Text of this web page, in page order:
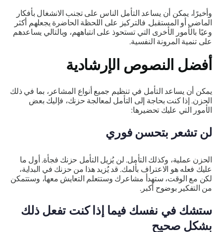
وأخيرًا، يمكن أن يساعد التأمل الناس على تجنب الانشغال بأفكار
الماضي أو المستقبل. فالتركيز على اللحظة الحاضرة يجعلهم أكثر
وعيًا بالأمور الأخرى التي تستحوذ على انتباههم، وبالتالي يساعدهم
على تنمية المرونة النفسية.
أفضل النصوص الإرشادية
يمكن أن يساعد التأمل في تنظيم جميع أنواع المشاعر، بما في ذلك
الحزن. إذا كنت بحاجة إلى التأمل لمعالجة حزنك، فإليك بعض
الأمور التي عليك تحضيرها:
لن تشعر بتحسن فوري
الحزن عملية، وكذلك التأمل. لن يُزيل التأمل حزنك فجأة. أول ما
عليك فعله هو الاعتراف بألمك. قد يُزيد هذا من حزنك في البداية،
لكن مع الوقت، ستهدأ مشاعرك وستتعلم التعايش معها، وستتمكن
من التفكير بوضوح أكبر.
ستشك في نفسك فيما إذا كنت تفعل ذلك
بشكل صحيح